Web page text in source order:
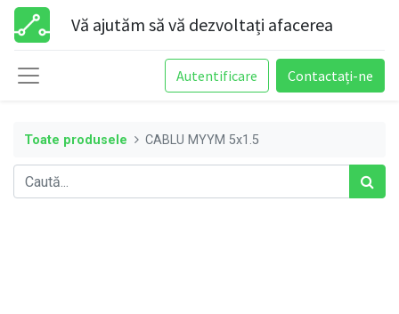
Vă ajutăm să vă dezvoltați afacerea
Autentificare Contactați-ne
Toate produsele CABLU MYYM 5x1.5